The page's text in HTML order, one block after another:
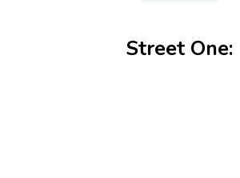
Street One: